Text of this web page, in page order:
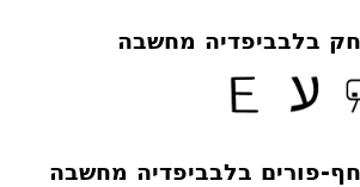
בלבביפדיה מחשבה
פורים בלבביפדיה מחשבה